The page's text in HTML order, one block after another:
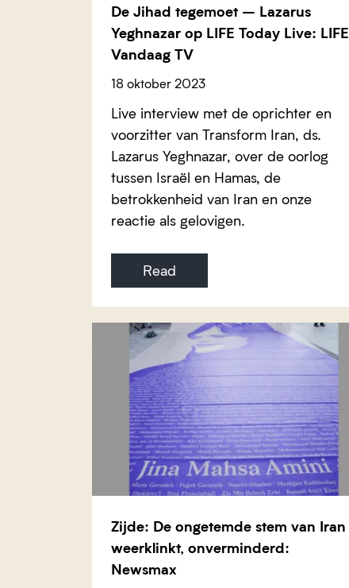
De Jihad tegemoet – Lazarus
Yeghnazar op LIFE Today Live: LIFE
Vandaag TV
18 oktober 2023
Live interview met de oprichter en
voorzitter van Transform Iran, ds.
Lazarus Yeghnazar, over de oorlog
tussen Israël en Hamas, de
betrokkenheid van Iran en onze
reactie als gelovigen.
Read
Zijde: De ongetemde stem van Iran
weerklinkt, onverminderd:
Newsmax